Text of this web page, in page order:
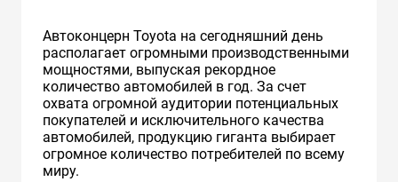
Автоконцерн Toyota на сегодняшний день
располагает огромными производственными
мощностями, выпуская рекордное
количество автомобилей в год. За счет
охвата огромной аудитории потенциальных
покупателей и исключительного качества
автомобилей, продукцию гиганта выбирает
огромное количество потребителей по всему
миру.